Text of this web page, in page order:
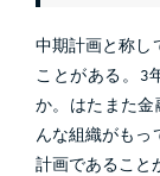
中期計画と称し
ことがある。3
か。はたまた
んな組織がもっ
計画であること